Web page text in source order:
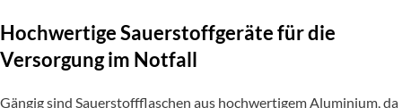
Hochwertige Sauerstoffgeräte für die
Versorgung im Notfall
Gängig sind Sauerstoffflaschen aus hochwertigem Aluminium, da